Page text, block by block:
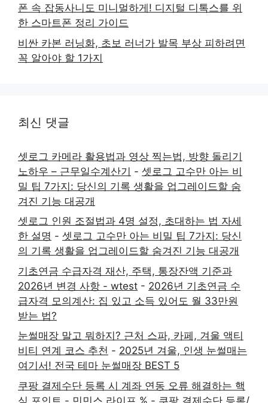
폰 속 잡동사니도 미니멀하게! 디지털 디톡스를 위
한 스마트폰 정리 가이드
비싼 카본 러닝화, 초보 러너가 발목 부상 피하려면
꼭 알아야 할 1가지
최신 댓글
셋로그 카메라 활용법과 영상 찍는법, 방향 돌리기
노하우 – 근무일수계산기 - 셋로그 고수만 아는 비
밀 팁 7가지: 당신의 기록 생활을 업그레이드할 숨
겨진 기능 대공개
셋로그 인원 조절법과 4명 설정, 초대하는 법 자세
한 설명 - 셋로그 고수만 아는 비밀 팁 7가지: 당신
의 기록 생활을 업그레이드할 숨겨진 기능 대공개
기초연금 수급자격 재산, 주택, 통장잔액 기준과
2026년 변경 사항 - wtest - 2026년 기초연금 수
급자격 모의계산: 집 있고 소득 있어도 월 33만원
받는 법?
눈썰매장 말고 뭐하지? 근처 스파, 카페, 겨울 액티
비티 연계 코스 추천 - 2025년 겨울, 인생 눈썰매는
여기서! 전국 테마 눈썰매장 BEST 5
쿠팡 결제수단 등록 시 계좌 연동 오류 해결하는 핵
심 포인트 - 민민스 라이프 % - 쿠팡 결제수단 등록/